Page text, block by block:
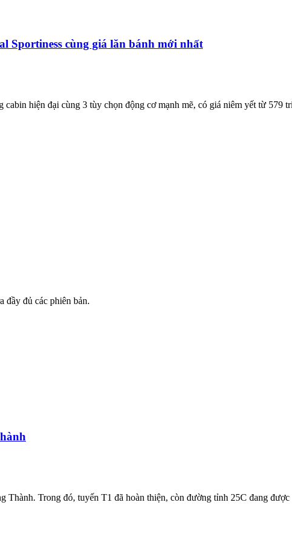
Sportiness cùng giá lăn bánh mới nhất
hiện đại cùng 3 tùy chọn động cơ mạnh mẽ, có giá niêm yết từ 579
đầy đủ các phiên bản.
Thành. Trong đó, tuyến T1 đã hoàn thiện, còn đường tỉnh 25C đang